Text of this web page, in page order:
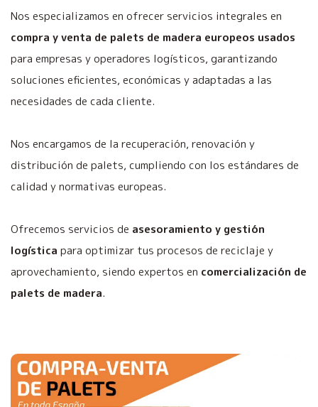
Nos especializamos en ofrecer servicios integrales en
compra y venta de palets de madera europeos usados
para empresas y operadores logísticos, garantizando
soluciones eficientes, económicas y adaptadas a las
necesidades de cada cliente.
Nos encargamos de la recuperación, renovación y
distribución de palets, cumpliendo con los estándares de
calidad y normativas europeas.
Ofrecemos servicios de asesoramiento y gestión
logística para optimizar tus procesos de reciclaje y
aprovechamiento, siendo expertos en comercialización de
palets de madera.